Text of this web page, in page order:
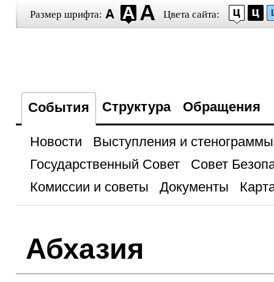
Размер шрифта: Цвета сайта:
События Структура Обращения
Новости
Выступления и стенограммы
Государственный Совет
Совет
Комиссии и советы
Документы
Абхазия